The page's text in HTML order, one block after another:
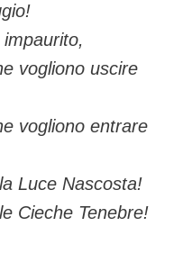
vogliono uscire
vogliono entrare
Luce Nascosta!
Cieche Tenebre!